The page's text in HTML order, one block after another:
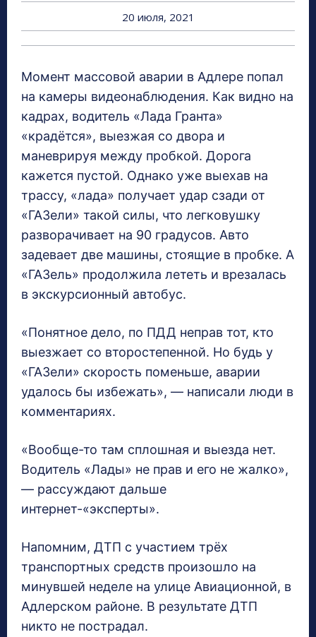
20 июля, 2021
Момент массовой аварии в Адлере попал
на камеры видеонаблюдения. Как видно на
кадрах, водитель «Лада Гранта»
«крадётся», выезжая со двора и
маневрируя между пробкой. Дорога
кажется пустой. Однако уже выехав на
трассу, «лада» получает удар сзади от
«ГАЗели» такой силы, что легковушку
разворачивает на 90 градусов. Авто
задевает две машины, стоящие в пробке. А
«ГАЗель» продолжила лететь и врезалась
в экскурсионный автобус.
«Понятное дело, по ПДД неправ тот, кто
выезжает со второстепенной. Но будь у
«ГАЗели» скорость поменьше, аварии
удалось бы избежать», — написали люди в
комментариях.
«Вообще-то там сплошная и выезда нет.
Водитель «Лады» не прав и его не жалко»,
— рассуждают дальше
интернет-«эксперты».
Напомним, ДТП с участием трёх
транспортных средств произошло на
минувшей неделе на улице Авиационной, в
Адлерском районе. В результате ДТП
никто не пострадал.